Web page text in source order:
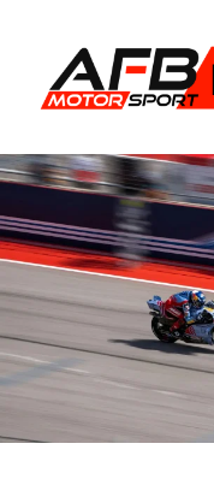
contenido